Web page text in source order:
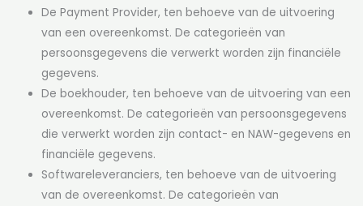
De Payment Provider, ten behoeve van de uitvoering
van een overeenkomst. De categorieën van
persoonsgegevens die verwerkt worden zijn financiële
gegevens.
De boekhouder, ten behoeve van de uitvoering van een
overeenkomst. De categorieën van persoonsgegevens
die verwerkt worden zijn contact- en NAW-gegevens en
financiële gegevens.
Softwareleveranciers, ten behoeve van de uitvoering
van de overeenkomst. De categorieën van